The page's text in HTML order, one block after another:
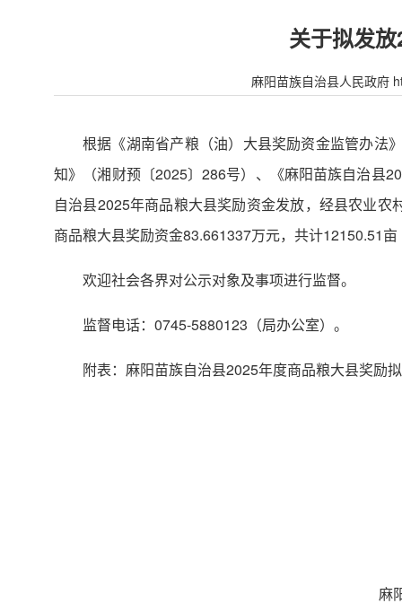
关于拟发
麻阳苗族自治县人民政府
根据《湖南省产粮（油）大县奖励资金监管办法
知》（湘财预〔2025〕286号）、《麻阳苗族自治县
自治县2025年商品粮大县奖励资金发放，经县农业
商品粮大县奖励资金83.661337万元，共计12150.51
欢迎社会各界对公示对象及事项进行监督。
监督电话：0745-5880123（局办公室）。
附表：麻阳苗族自治县2025年度商品粮大县奖励
麻